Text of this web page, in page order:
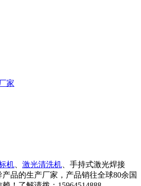
家
机 激光清洗机 、手持式激光焊接
产品的生产厂家，产品销往全球80余国